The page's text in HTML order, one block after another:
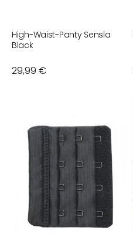
High-Waist-Panty Sensla
Black
Normaler
29,99 €
Black
Reihig